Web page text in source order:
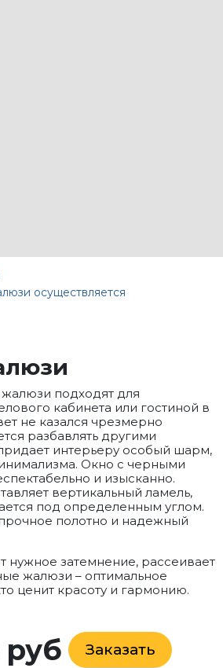
осуществляется
подходят для
кабинета или гостиной в
не казался чрезмерно
разбавлять другими
интерьеру особый шарм,
Окно с черными
и изысканно.
вертикальный ламель,
под определенным углом.
полотно и надежный
нужное затемнение, рассеивает
жалюзи – оптимальное
ценит красоту и гармонию.
руб Заказать